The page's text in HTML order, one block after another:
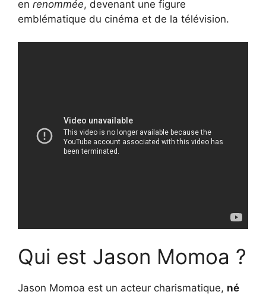
en renommée, devenant une figure
emblématique du cinéma et de la télévision.
Qui est Jason Momoa ?
Jason Momoa est un acteur charismatique, né